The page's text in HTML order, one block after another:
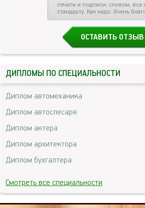
печати и подписи, словом, все
стандарту. Как надо. Очень
ОСТАВИТЬ ОТЗЫВ
ДИПЛОМЫ ПО СПЕЦИАЛЬНОСТИ
Диплом автомеханика
Диплом автослесаря
Диплом актера
Диплом архитектора
Диплом бухгалтера
Смотреть все специальности